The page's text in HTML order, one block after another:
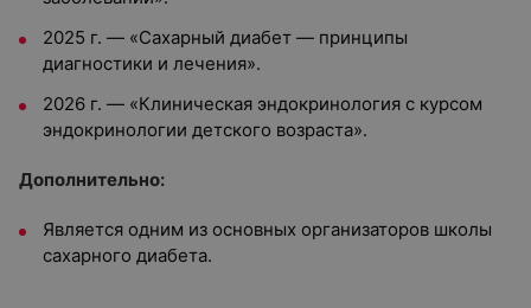
2025 г. — «Сахарный диабет — принципы
диагностики и лечения».
2026 г. — «Клиническая эндокринология с курсом
эндокринологии детского возраста».
Дополнительно:
Является одним из основных организаторов школы
сахарного диабета.